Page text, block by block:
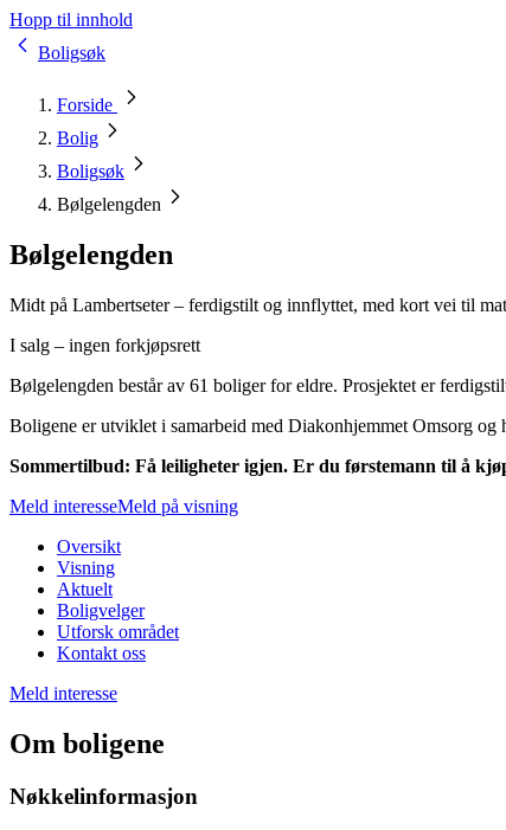
Hopp til innhold
Boligsøk
Forside
Bolig
Boligsøk
Bølgelengden
Bølgelengden
Midt på Lambertseter – ferdigstilt og innflyttet, med kort vei til
I salg – ingen forkjøpsrett
Bølgelengden består av 61 boliger for eldre. Prosjektet er
Boligene er utviklet i samarbeid med Diakonhjemmet Omsorg
Sommertilbud: Få leiligheter igjen. Er du førstemann til å
Meld interesseMeld på visning
Oversikt
Visning
Aktuelt
Boligvelger
Utforsk området
Kontakt oss
Meld interesse
Om boligene
Nøkkelinformasjon